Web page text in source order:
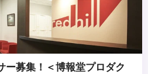
ー募集！＜博報堂プロダク